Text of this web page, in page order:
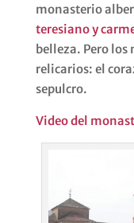
monasterio
teresiano y
belleza. Pero los
relicarios: el
sepulcro.
Video del